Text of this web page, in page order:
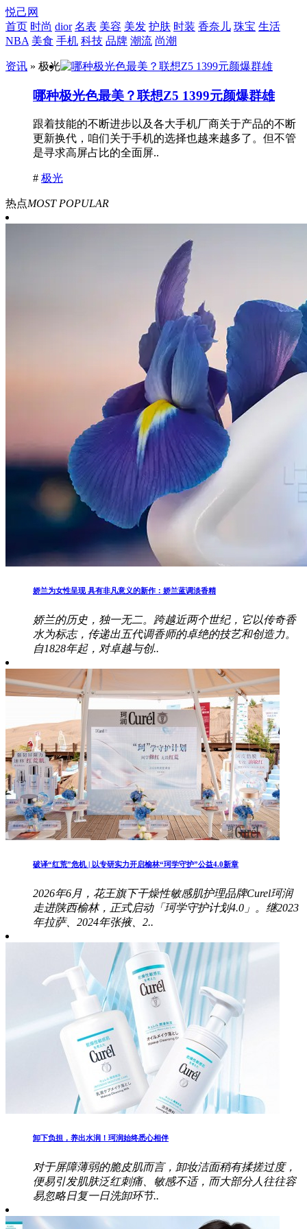
悦己网
首页 时尚 dior 名表 美容 美发 护肤 时装 香奈儿 珠宝 生活
NBA 美食 手机 科技 品牌 潮流 尚潮
资讯 » 极光
哪种极光色最美？联想Z5 1399元颜爆群雄
跟着技能的不断进步以及各大手机厂商关于产品的不断
更新换代，咱们关于手机的选择也越来越多了。但不管
是寻求高屏占比的全面屏..
# 极光
热点MOST POPULAR
娇兰为女性呈现 具有非凡意义的新作：娇兰蓝调淡香精
娇兰的历史，独一无二。跨越近两个世纪，它以传奇香
水为标志，传递出五代调香师的卓绝的技艺和创造力。
自1828年起，对卓越与创..
破译“红荒”危机 | 以专研实力开启榆林“珂学守护”公益4.0新章
2026年6月，花王旗下干燥性敏感肌护理品牌Curel珂润
走进陕西榆林，正式启动「珂学守护计划4.0」。继2023
年拉萨、2024年张掖、2..
卸下负担，养出水润！珂润始终悉心相伴
对于屏障薄弱的脆皮肌而言，卸妆洁面稍有揉搓过度，
便易引发肌肤泛红刺痛、敏感不适，而大部分人往往容
易忽略日复一日洗卸环节..